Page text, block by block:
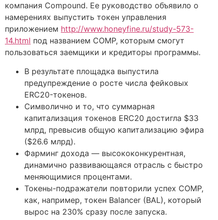
компания Compound. Ее руководство объявило о
намерениях выпустить токен управления
приложением http://www.honeyfine.ru/study-573-
14.html под названием COMP, которым смогут
пользоваться заемщики и кредиторы программы.
В результате площадка выпустила
предупреждение о росте числа фейковых
ERC20-токенов.
Символично и то, что суммарная
капитализация токенов ERC20 достигла $33
млрд, превысив общую капитализацию эфира
($26.6 млрд).
Фарминг дохода — высококонкурентная,
динамично развивающаяся отрасль с быстро
меняющимися процентами.
Токены-подражатели повторили успех COMP,
как, например, токен Balancer (BAL), который
вырос на 230% сразу после запуска.